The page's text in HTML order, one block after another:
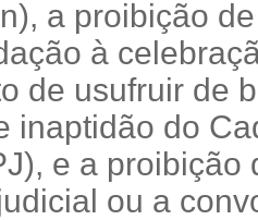
a proibição
à
de usufruir de
inaptidão do
e a proibição
ou a